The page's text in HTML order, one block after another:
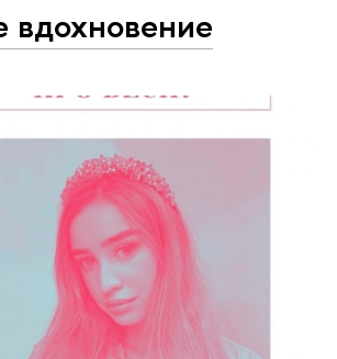
вдохновение